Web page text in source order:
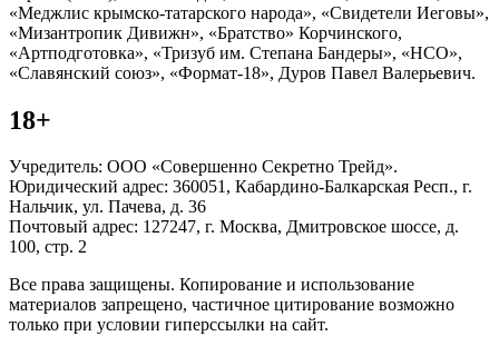
«Меджлис крымско-татарского народа», «Свидетели Иеговы»,
«Мизантропик Дивижн», «Братство» Корчинского,
«Артподготовка», «Тризуб им. Степана Бандеры», «НСО»,
«Славянский союз», «Формат-18», Дуров Павел Валерьевич.
18+
Учредитель: ООО «Совершенно Секретно Трейд».
Юридический адрес: 360051, Кабардино-Балкарская Респ., г.
Нальчик, ул. Пачева, д. 36
Почтовый адрес: 127247, г. Москва, Дмитровское шоссе, д.
100, стр. 2
Все права защищены. Копирование и использование
материалов запрещено, частичное цитирование возможно
только при условии гиперссылки на сайт.